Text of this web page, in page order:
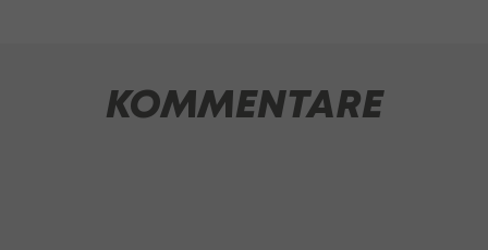
KOMMENTARE